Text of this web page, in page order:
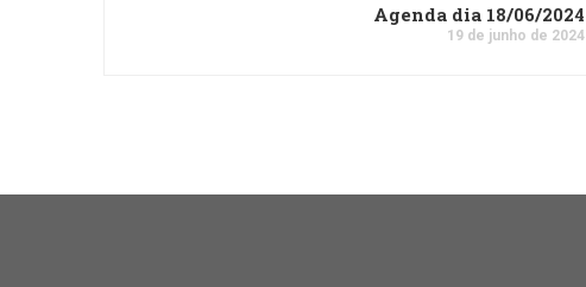
Agenda dia 18/06/2024
19 de junho de 2024